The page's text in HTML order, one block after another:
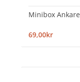
Minibox Ankare
69,00kr